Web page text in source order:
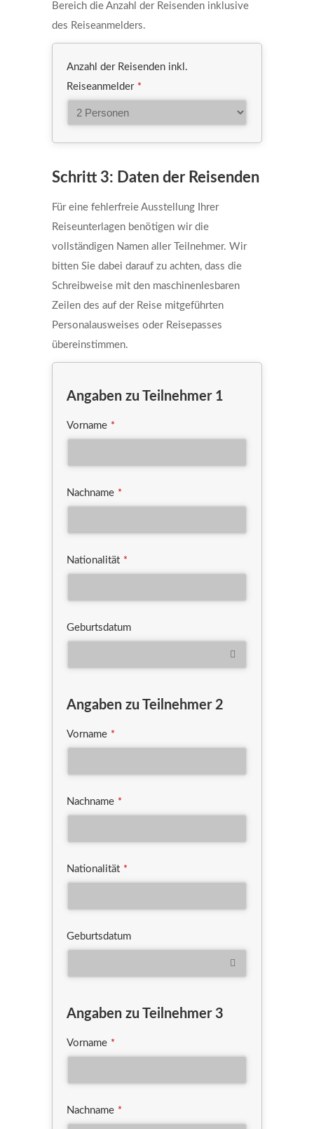
Bereich die Anzahl der Reisenden inklusive
des Reiseanmelders.
Anzahl der Reisenden inkl.
Reiseanmelder *
Schritt 3: Daten der Reisenden
Für eine fehlerfreie Ausstellung Ihrer
Reiseunterlagen benötigen wir die
vollständigen Namen aller Teilnehmer. Wir
bitten Sie dabei darauf zu achten, dass die
Schreibweise mit den maschinenlesbaren
Zeilen des auf der Reise mitgeführten
Personalausweises oder Reisepasses
übereinstimmen.
Angaben zu Teilnehmer 1
Vorname *
Nachname *
Nationalität *
Geburtsdatum
Angaben zu Teilnehmer 2
Vorname *
Nachname *
Nationalität *
Geburtsdatum
Angaben zu Teilnehmer 3
Vorname *
Nachname *